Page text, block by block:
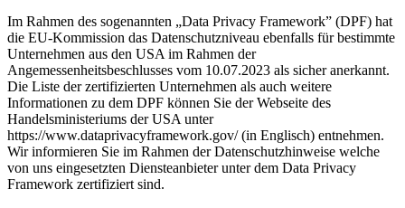
Im Rahmen des sogenannten „Data Privacy Framework” (DPF) hat
die EU-Kommission das Datenschutzniveau ebenfalls für bestimmte
Unternehmen aus den USA im Rahmen der
Angemessenheitsbeschlusses vom 10.07.2023 als sicher anerkannt.
Die Liste der zertifizierten Unternehmen als auch weitere
Informationen zu dem DPF können Sie der Webseite des
Handelsministeriums der USA unter
https://www.dataprivacyframework.gov/ (in Englisch) entnehmen.
Wir informieren Sie im Rahmen der Datenschutzhinweise welche
von uns eingesetzten Diensteanbieter unter dem Data Privacy
Framework zertifiziert sind.